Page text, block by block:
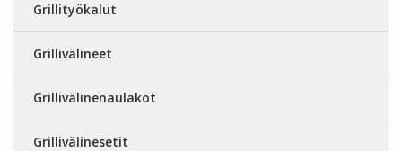
Grillityökalut
Grillivälineet
Grillivälinenaulakot
Grillivälinesetit